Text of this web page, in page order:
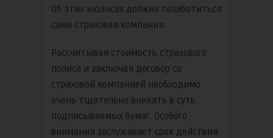
Об этих нюансах должна позаботиться
сама страховая компания.
Рассчитывая стоимость страхового
полиса и заключая договор со
страховой компанией необходимо
очень тщательно вникать в суть
подписываемых бумаг. Особого
внимания заслуживает срок действия